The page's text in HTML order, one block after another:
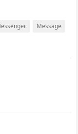
Message